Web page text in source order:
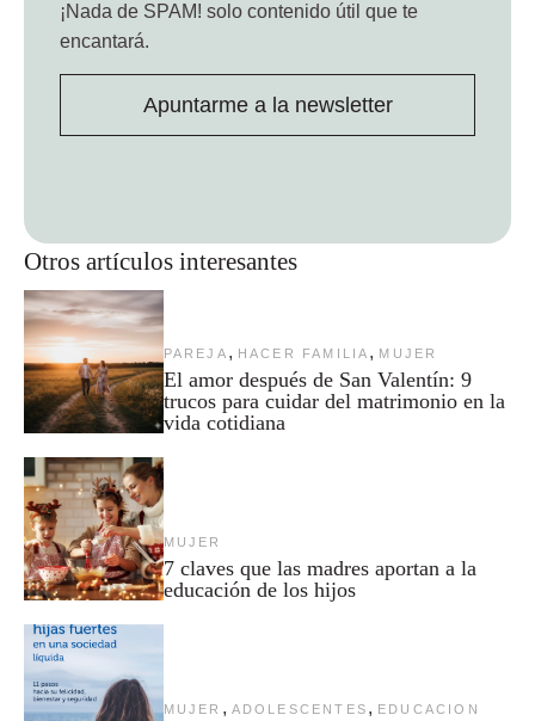
Otros artículos interesantes
PAREJA , HACER FAMILIA , MUJER
El amor después de San Valentín: 9
trucos para cuidar del matrimonio en la
vida cotidiana
MUJER
7 claves que las madres aportan a la
educación de los hijos
MUJER , ADOLESCENTES , EDUCACION
¡Nada de SPAM! solo contenido útil que te
encantará.
Apuntarme a la newsletter